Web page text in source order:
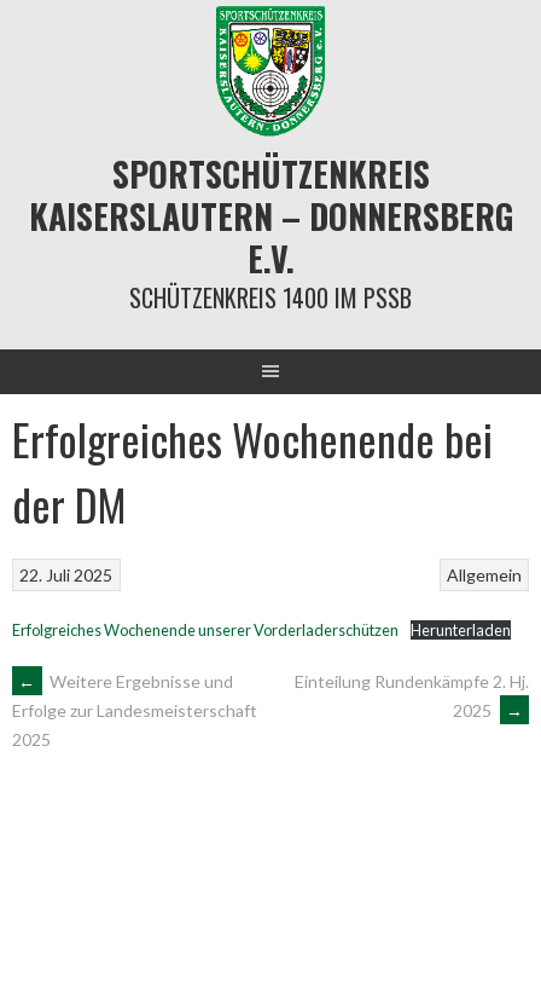
SPORTSCHÜTZENKREIS
KAISERSLAUTERN – DONNERSBERG
E.V.
SCHÜTZENKREIS 1400 IM PSSB
Erfolgreiches Wochenende bei
der DM
Allgemein
22. Juli 2025
Erfolgreiches Wochenende unserer Vorderladerschützen Herunterladen
ARTIKEL-
NAVIGATION
←
Weitere Ergebnisse und
Erfolge zur Landesmeisterschaft
2025
Einteilung Rundenkämpfe 2. Hj.
2025
→